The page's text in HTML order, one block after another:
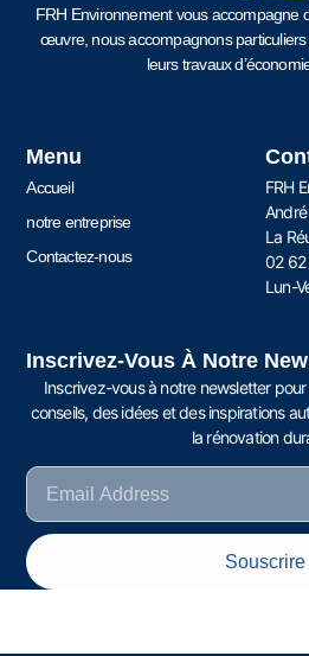
FRH Environnement vous accompagne
œuvre, nous accompagnons
leurs travaux
Menu
Accueil
notre entreprise
Contactez-nous
FRH
La
02
Lun-
Inscrivez-Vous À Notre
Inscrivez-vous à notre newsletter
conseils, des idées et des inspirations
la rénovation
Souscrire